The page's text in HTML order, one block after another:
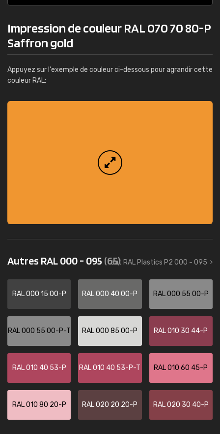
Impression de couleur RAL 070 70 80-P
Saffron gold
Appuyez sur l'exemple de couleur ci-dessous pour agrandir cette
couleur RAL:
Autres RAL 000 - 095 (65)
tout RAL Plastics P2 000 - 095
RAL 000 15 00-P RAL 000 40 00-P RAL 000 55 00-P
RAL 000 55 00-P-T RAL 000 85 00-P RAL 010 30 44-P
RAL 010 40 53-P RAL 010 40 53-P-T RAL 010 60 45-P
RAL 010 80 20-P RAL 020 20 20-P RAL 020 30 40-P